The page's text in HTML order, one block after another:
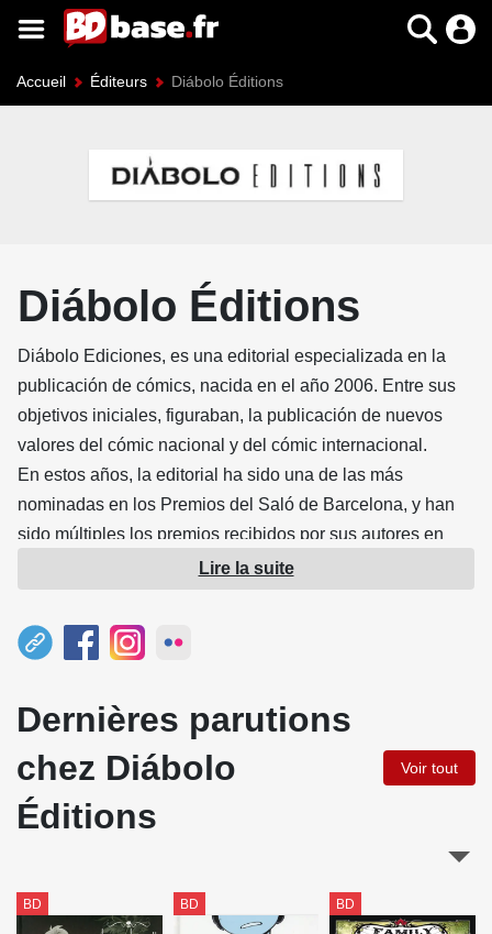
Accueil Éditeurs Diábolo Éditions
Diábolo Éditions
Diábolo Ediciones, es una editorial especializada en la
publicación de cómics, nacida en el año 2006. Entre sus
objetivos iniciales, figuraban, la publicación de nuevos
valores del cómic nacional y del cómic internacional.
En estos años, la editorial ha sido una de las más
nominadas en los Premios del Saló de Barcelona, y han
sido múltiples los premios recibidos por sus autores en
Diábolo fue premiada como mejor Editorial en los Premios
Diario de Avisos 2008.
Unidos, y el número de obras editadas se ha multiplicado
por diez desde el año de su creación.
Lire la suite
Dernières parutions
chez Diábolo
Éditions
Voir tout
BD BD BD